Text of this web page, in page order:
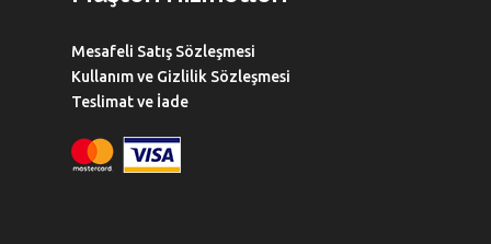
Mesafeli Satış Sözleşmesi
Kullanım ve Gizlilik Sözleşmesi
Teslimat ve İade